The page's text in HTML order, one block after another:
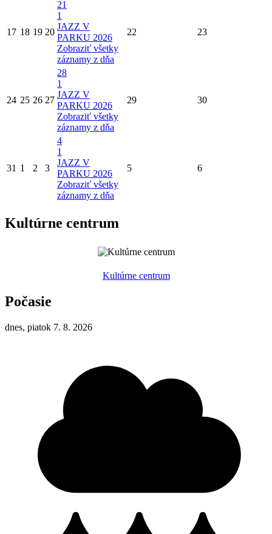
17 18 19 20
21
1
JAZZ V
PARKU 2026
Zobraziť všetky
záznamy z dňa
22 23
24 25 26 27
28
1
JAZZ V
PARKU 2026
Zobraziť všetky
záznamy z dňa
29 30
31 1 2 3
4
1
JAZZ V
PARKU 2026
Zobraziť všetky
záznamy z dňa
5 6
Kultúrne centrum
Kultúrne centrum
Počasie
dnes, piatok 7. 8. 2026